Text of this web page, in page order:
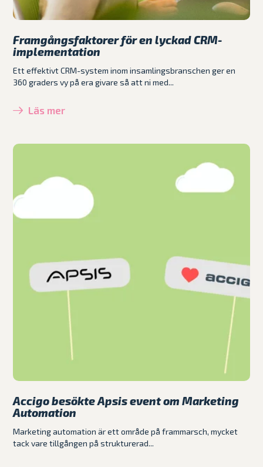
Framgångsfaktorer för en lyckad CRM-
implementation
Ett effektivt CRM-system inom insamlingsbranschen ger en
360 graders vy på era givare så att ni med...
Läs mer
Accigo besökte Apsis event om Marketing
Automation
Marketing automation är ett område på frammarsch, mycket
tack vare tillgången på strukturerad...